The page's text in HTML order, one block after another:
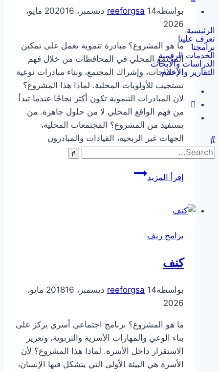
الرئيسية
تعرف علينا
برامجنا
الخدمات الرقمية
الدراسات والابحاث
التقارير والإعلام
بواسطة reeforgsa 14 ديسمبر، 2020
16 مايو،
2026
ما هو المشروع؟ مبادرة تنموية تعمل على تمكين
المجتمع المحلي في المحافظات من خلال فهم
الاحتياجات، وإشراك المجتمع، وبناء مبادرات نوعية
تستجيب للأولويات المحلية. لماذا هذا المشروع؟
لان المبادرات التنموية تكون أكثر نجاحًا عندما تبدأ
من فهم الواقع المحلي لا من حلول جاهزة. من
يستفيد من المشروع؟ المجتمعات المحلية،
الجهات غير الربحية، القيادات والمبادرون
إقرأ المزيدمبادرة
برامج ريف
كنف
بواسطة reeforgsa 14 ديسمبر، 2018
16 مايو،
2026
ما هو المشروع؟ برنامج اجتماعي أسري يركز على
بناء الوعي والمهارات الأسرية والتربوية، وتعزيز
الاستقرار داخل الأسرة. لماذا هذا المشروع؟ لأن
الأسرة هي البيئة الأولى التي يتشكل فيها الإنسان،